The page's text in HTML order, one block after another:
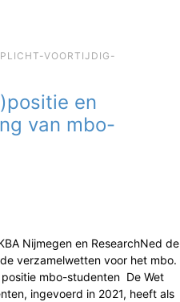
VOORTIJDIG-
en
van mbo-
Nijmegen en ResearchNed de
verzamelwetten voor het mbo.
mbo-studenten De Wet
ingevoerd in 2021, heeft als